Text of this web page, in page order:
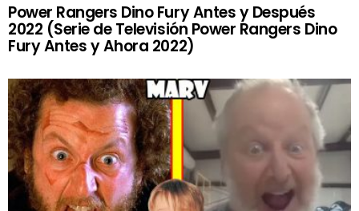
Power Rangers Dino Fury Antes y Después
2022 (Serie de Televisión Power Rangers Dino
Fury Antes y Ahora 2022)